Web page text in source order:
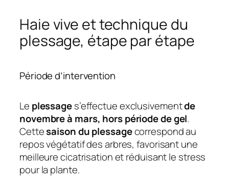
Haie vive et technique du
plessage, étape par étape
Période d’intervention
Le plessages’effectue exclusivementde
novembre à mars, hors période de gel.
Cettesaison duplessagecorrespond au
repos végétatif des arbres, favorisant une
meilleure cicatrisation et réduisant le stress
pour la plante.